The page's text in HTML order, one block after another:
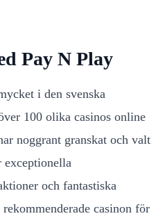
Pay N Play
i den svenska
100 olika casinos online
noggrant granskat och valt
exceptionella
och fantastiska
rekommenderade casinon för